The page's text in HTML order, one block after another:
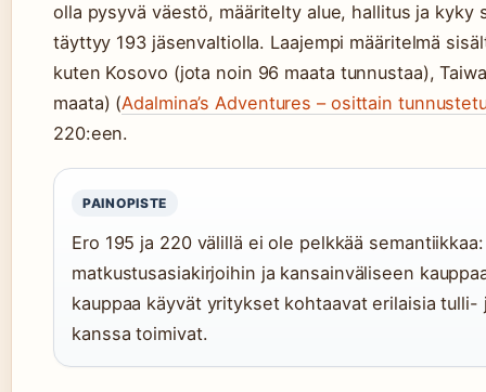
olla pysyvä väestö, määritelty alue, hallitus ja kyky
täyttyy 193 jäsenvaltiolla. Laajempi määritelmä
kuten Kosovo (jota noin 96 maata tunnustaa),
maata) (Adalmina’s Adventures – osittain
220:een.
PAINOPISTE
Ero 195 ja 220 välillä ei ole pelkkää
matkustusasiakirjoihin ja kansainväliseen
kauppaa käyvät yritykset kohtaavat erilaisia
kanssa toimivat.